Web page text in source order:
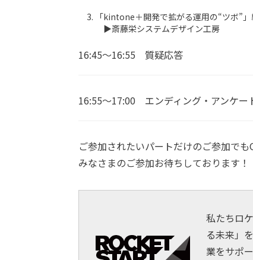
「kintone＋開発で拡がる運用の“ツボ”
▶︎斎藤栄システムデザイン工房
16:45～16:55 質疑応答
16:55〜17:00 エンディング・アンケー
ご参加されたいパートだけのご参加でも
みなさまのご参加お待ちしております！
私たちロ
る未来」
業をサポ